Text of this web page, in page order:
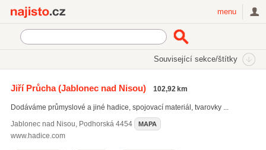
menu
Související sekce/štítky
Hadice a řemeny
Jiří Průcha(Jablonec nad Nisou) 102,92 km
Dodáváme průmyslové a jiné hadice, spojovací materiál, tvarovky ...
Jablonec nad Nisou, Podhorská 4454 MAPA
www.hadice.com